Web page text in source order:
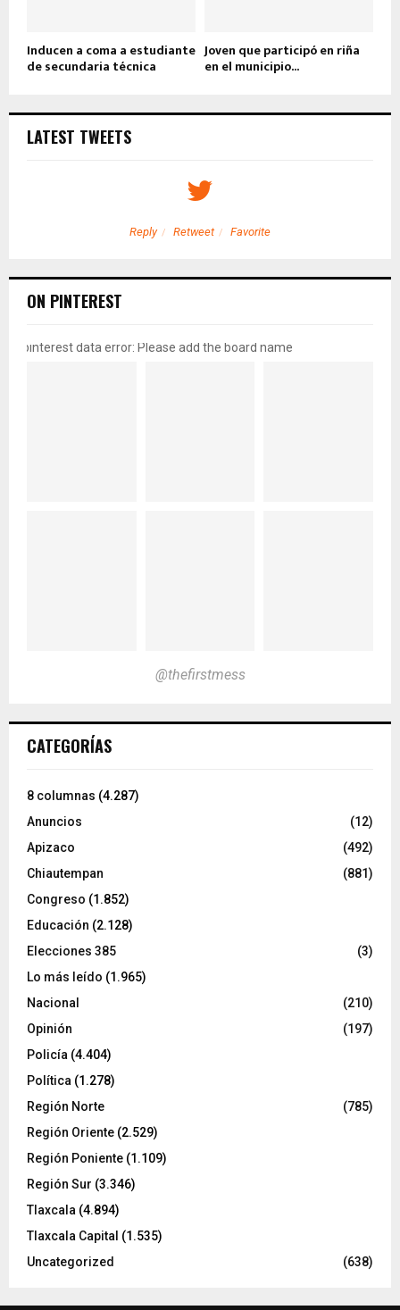
Inducen a coma a estudiante
de secundaria técnica
Joven que participó en riña
en el municipio...
LATEST TWEETS
Reply Retweet Favorite
ON PINTEREST
pinterest data error: Please add the board name
@thefirstmess
CATEGORÍAS
8 columnas (4.287)
Anuncios
(12)
Apizaco
(492)
Chiautempan
(881)
Congreso (1.852)
Educación (2.128)
Elecciones 385
(3)
Lo más leído (1.965)
Nacional
(210)
Opinión
(197)
Policía (4.404)
Política (1.278)
Región Norte
(785)
Región Oriente (2.529)
Región Poniente (1.109)
Región Sur (3.346)
Tlaxcala (4.894)
Tlaxcala Capital (1.535)
Uncategorized
(638)